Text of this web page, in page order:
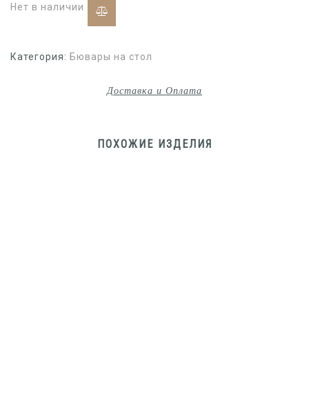
Нет в наличии
Категория: Бювары на стол
Доставка и Оплата
ПОХОЖИЕ ИЗДЕЛИЯ